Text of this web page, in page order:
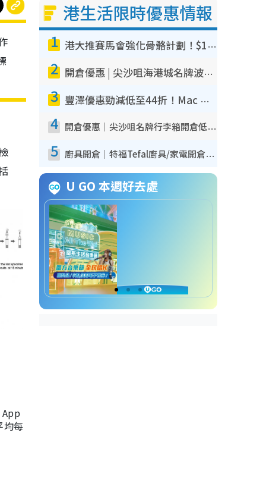
均每
港生活限時優惠情報
1 港大推賽馬會強化骨骼計劃！$100骨質密度X光檢查 完成免費運動訓練送超市禮券！附參加資格
2 開倉優惠 | 尖沙咀海港城名牌波鞋開倉低至1折！On鞋$899起／Joy&Peace鞋履$98起
3 豐澤優惠勁減低至44折！Mac mini/iPhone17Pro大減價！廚房家電$220起
4 開倉優惠｜尖沙咀名牌行李箱開倉低至4折！一連5日 American Tourister/ace./Hallmark $200起！
5 廚具開倉｜特福Tefal廚具/家電開倉低至3折！$220起買平底鍋/炒鑊/湯煲！電飯煲/吸塵機/燙斗$418起
U GO 本週好去處